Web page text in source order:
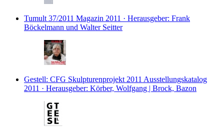
Tumult 37/2011 Magazin 2011 · Herausgeber: Frank
Böckelmann und Walter Seitter
Gestell: CFG Skulpturenprojekt 2011 Ausstellungskatalog
2011 · Herausgeber: Körber, Wolfgang | Brock, Bazon